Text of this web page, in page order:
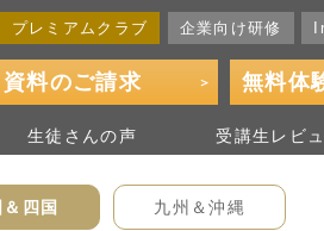
無料体
資料のご請求
生徒さんの声 受講生 レビ
プレミアムクラブ 企業向け研修
四国 九州＆沖縄